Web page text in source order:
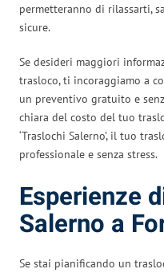
permetteranno di rilassarti,
sicure.
Se desideri maggiori
trasloco, ti incoraggiamo a
un preventivo gratuito e
chiara del costo del tuo
‘Traslochi Salerno’, il tuo
professionale e senza stress.
Esperienze
Salerno a
Se stai pianificando un